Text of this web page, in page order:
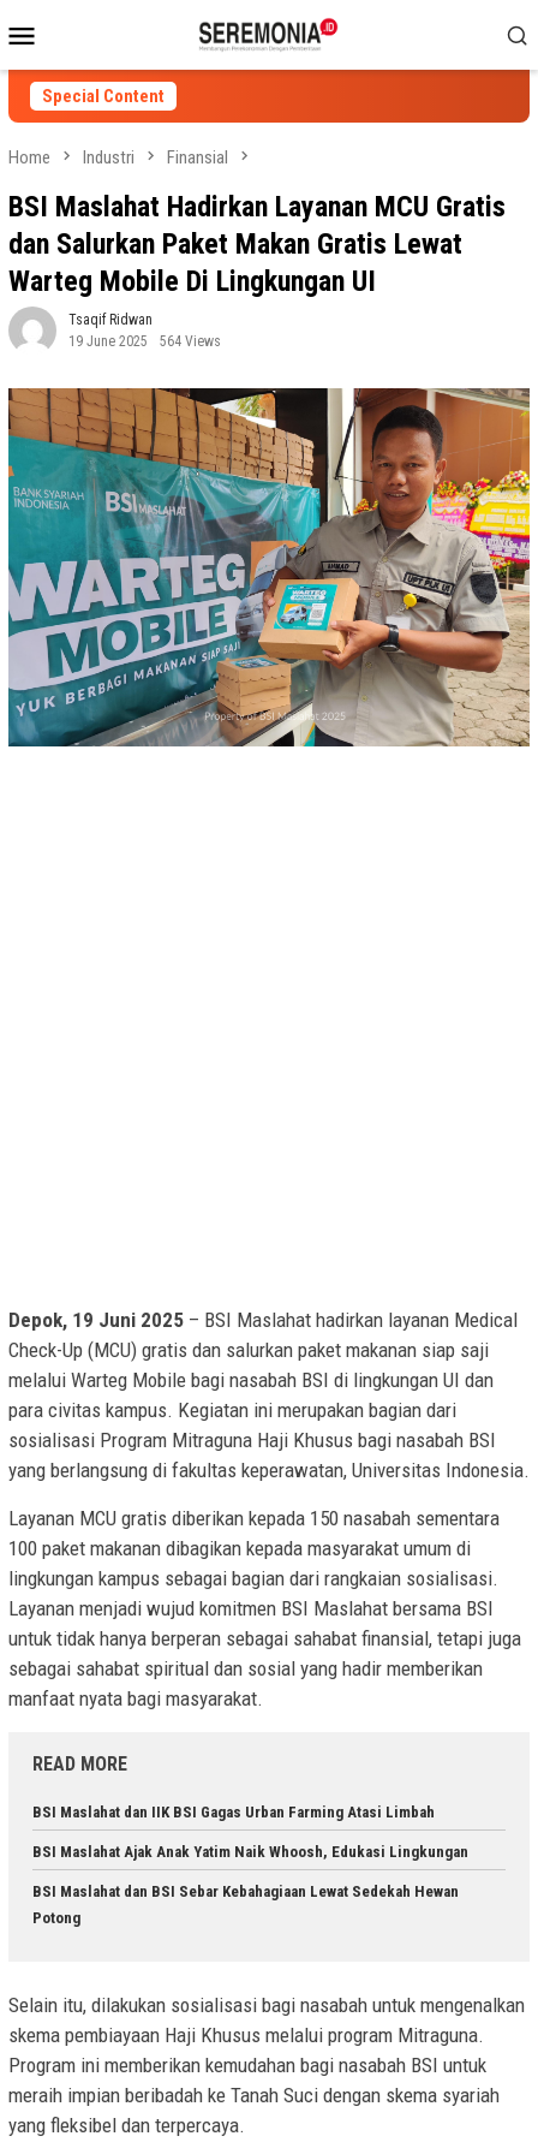
to
contentMenu
Special Content
Home Industri Finansial
BSI Maslahat Hadirkan Layanan MCU Gratis
dan Salurkan Paket Makan Gratis Lewat
Warteg Mobile Di Lingkungan UI
Tsaqif Ridwan
19 June 2025
564 Views
Depok, 19 Juni 2025 – BSI Maslahat hadirkan layanan Medical
Check-Up (MCU) gratis dan salurkan paket makanan siap saji
melalui Warteg Mobile bagi nasabah BSI di lingkungan UI dan
para civitas kampus. Kegiatan ini merupakan bagian dari
sosialisasi Program Mitraguna Haji Khusus bagi nasabah BSI
yang berlangsung di fakultas keperawatan, Universitas Indonesia.
Layanan MCU gratis diberikan kepada 150 nasabah sementara
100 paket makanan dibagikan kepada masyarakat umum di
lingkungan kampus sebagai bagian dari rangkaian sosialisasi.
Layanan menjadi wujud komitmen BSI Maslahat bersama BSI
untuk tidak hanya berperan sebagai sahabat finansial, tetapi juga
sebagai sahabat spiritual dan sosial yang hadir memberikan
manfaat nyata bagi masyarakat.
READ MORE
BSI Maslahat dan IIK BSI Gagas Urban Farming Atasi Limbah
BSI Maslahat Ajak Anak Yatim Naik Whoosh, Edukasi Lingkungan
BSI Maslahat dan BSI Sebar Kebahagiaan Lewat Sedekah Hewan
Potong
Selain itu, dilakukan sosialisasi bagi nasabah untuk mengenalkan
skema pembiayaan Haji Khusus melalui program Mitraguna.
Program ini memberikan kemudahan bagi nasabah BSI untuk
meraih impian beribadah ke Tanah Suci dengan skema syariah
yang fleksibel dan terpercaya.